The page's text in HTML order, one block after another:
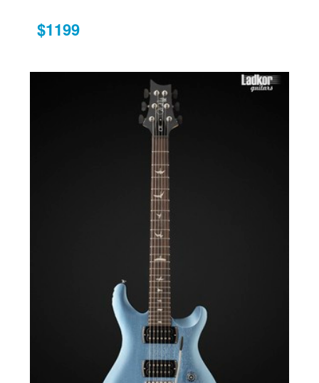
$1199